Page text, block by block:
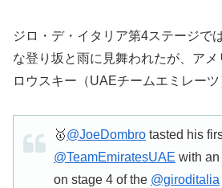
ジロ・デ・イタリア第4ステージで
な登り坂と雨に見舞われたが、ア
ロウスキー（UAEチームエミレーツ
🥇@JoeDombro tasted his
@TeamEmiratesUAE with
on stage 4 of the @giroditalia